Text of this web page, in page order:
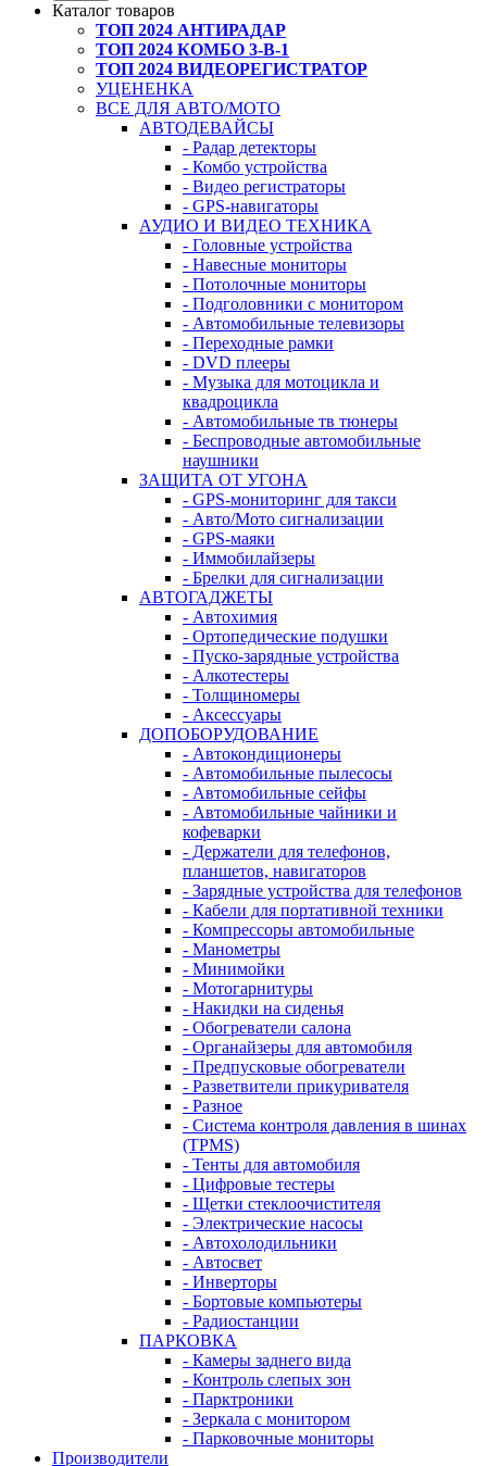
Каталог товаров
ТОП 2024 АНТИРАДАР
ТОП 2024 КОМБО 3-В-1
ТОП 2024 ВИДЕОРЕГИСТРАТОР
УЦЕНЕНКА
ВСЕ ДЛЯ АВТО/МОТО
АВТОДЕВАЙСЫ
- Радар детекторы
- Комбо устройства
- Видео регистраторы
- GPS-навигаторы
АУДИО И ВИДЕО ТЕХНИКА
- Головные устройства
- Навесные мониторы
- Потолочные мониторы
- Подголовники с монитором
- Автомобильные телевизоры
- Переходные рамки
- DVD плееры
- Музыка для мотоцикла и
квадроцикла
- Автомобильные тв тюнеры
- Беспроводные автомобильные
наушники
ЗАЩИТА ОТ УГОНА
- GPS-мониторинг для такси
- Авто/Мото сигнализации
- GPS-маяки
- Иммобилайзеры
- Брелки для сигнализации
АВТОГАДЖЕТЫ
- Автохимия
- Ортопедические подушки
- Пуско-зарядные устройства
- Алкотестеры
- Толщиномеры
- Аксессуары
ДОПОБОРУДОВАНИЕ
- Автокондиционеры
- Автомобильные пылесосы
- Автомобильные сейфы
- Автомобильные чайники и
кофеварки
- Держатели для телефонов,
планшетов, навигаторов
- Зарядные устройства для телефонов
- Кабели для портативной техники
- Компрессоры автомобильные
- Манометры
- Минимойки
- Мотогарнитуры
- Накидки на сиденья
- Обогреватели салона
- Органайзеры для автомобиля
- Предпусковые обогреватели
- Разветвители прикуривателя
- Разное
- Система контроля давления в шинах
(TPMS)
- Тенты для автомобиля
- Цифровые тестеры
- Щетки стеклоочистителя
- Электрические насосы
- Автохолодильники
- Автосвет
- Инверторы
- Бортовые компьютеры
- Радиостанции
ПАРКОВКА
- Камеры заднего вида
- Контроль слепых зон
- Парктроники
- Зеркала с монитором
- Парковочные мониторы
Производители